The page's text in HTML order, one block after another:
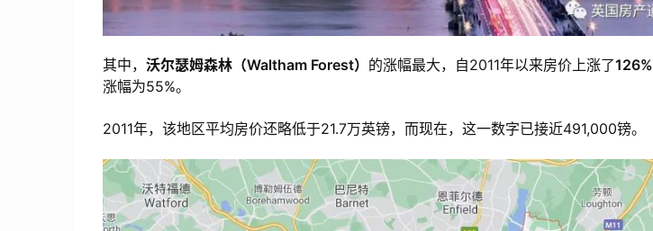
其中， 沃尔瑟姆森林（Waltham Forest） 的涨幅最大，自2011年以来房价上涨了126%
涨幅为55%。
2011年，该地区平均房价还略低于21.7万英镑，而现在，这一数字已接近491,000镑。